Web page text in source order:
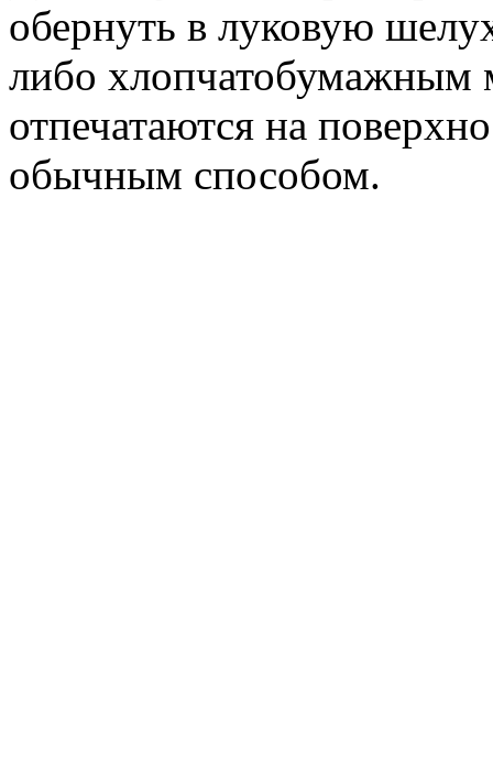
обернуть в луковую
либо хлопчатобумажным
отпечатаются на
обычным способом.